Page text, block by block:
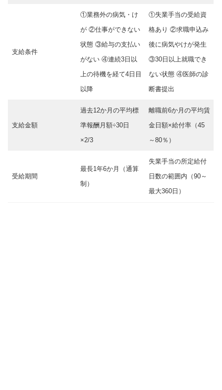
支給条件
①業務外の病気・け
が ②仕事ができない
状態 ③給与の支払い
がない ④連続3日以
上の待機を経て4日目
以降
①失業手当の受給資
格あり ②求職申込み
後に病気やけが発生
③30日以上就職でき
ない状態 ④医師の診
断書提出
支給金額
過去12か月の平均標
準報酬月額÷30日
×2/3
離職前6か月の平均賃
金日額×給付率（45
～80％）
受給期間
最長1年6か月（通算
制）
失業手当の所定給付
日数の範囲内（90～
最大360日）